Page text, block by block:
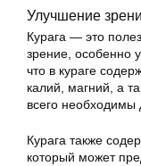
Улучшение
Курага — это
зрение, особенно
что в кураге
калий, магний, а
всего необходимы
Курага также
который может